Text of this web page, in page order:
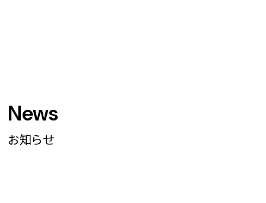
News
お知らせ